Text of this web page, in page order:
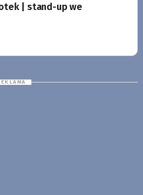
| stand-up we